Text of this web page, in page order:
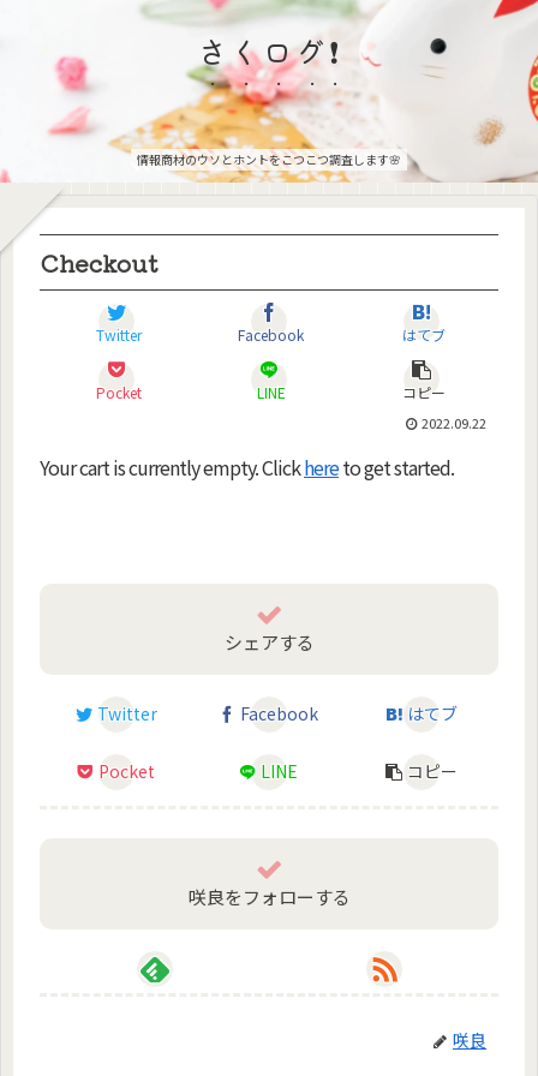
さくログ❗
情報商材のウソとホントをこつこつ調査します🌸
Checkout
Twitter Facebook はてブ
Pocket LINE コピー
2022.09.22
Your cart is currently empty. Clickhereto get started.
シェアする
Twitter Facebook はてブ
Pocket LINE コピー
咲良をフォローする
咲良